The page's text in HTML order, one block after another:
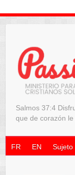
Salmos 37:4
que de corazón
Sujeto
FR EN